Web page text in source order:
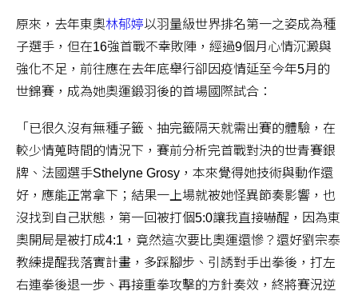
原來，去年東奧林郁婷以羽量級世界排名第一之姿成為種
子選手，但在16強首戰不幸敗陣，經過9個月心情沉澱與
強化不足，前往應在去年底舉行卻因疫情延至今年5月的
世錦賽，成為她奧運鍛羽後的首場國際試合：
「已很久沒有無種子籤、抽完籤隔天就需出賽的體驗，在
較少情蒐時間的情況下，賽前分析完首戰對決的世青賽銀
牌、法國選手Sthelyne Grosy，本來覺得她技術與動作還
好，應能正常拿下；結果一上場就被她怪異節奏影響，也
沒找到自己狀態，第一回被打個5:0讓我直接嚇醒，因為東
奧開局是被打成4:1，竟然這次要比奧運還慘？還好劉宗泰
教練提醒我落實計畫，多踩腳步、引誘對手出拳後，打左
右連拳後退一步、再接重拳攻擊的方針奏效，終將賽況逆